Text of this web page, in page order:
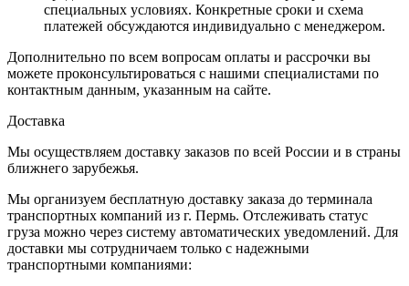
специальных условиях. Конкретные сроки и схема
платежей обсуждаются индивидуально с менеджером.
Дополнительно по всем вопросам оплаты и рассрочки вы
можете проконсультироваться с нашими специалистами по
контактным данным, указанным на сайте.
Доставка
Мы осуществляем доставку заказов по всей России и в страны
ближнего зарубежья.
Мы организуем бесплатную доставку заказа до терминала
транспортных компаний из г. Пермь. Отслеживать статус
груза можно через систему автоматических уведомлений. Для
доставки мы сотрудничаем только с надежными
транспортными компаниями: